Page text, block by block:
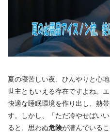
夏の寝苦しい夜、ひんやりと心
世主ともいえる存在ですよね。
快適な睡眠環境を作り出し、熱
す。しかし、「ただ冷やせばい
ると、思わぬ危険が潜んでいる